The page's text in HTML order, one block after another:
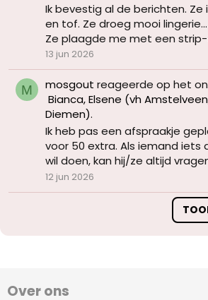
Ik bevestig al de berichten. Ze
en tof. Ze droeg mooi
Ze plaagde me met een
13 jun 2026
M mosgout reageerde op het
Bianca, Elsene (vh
Diemen).
Ik heb pas een afspraakje
voor 50 extra. Als iemand iets
wil doen, kan hij/ze altijd
12 jun 2026
Over ons